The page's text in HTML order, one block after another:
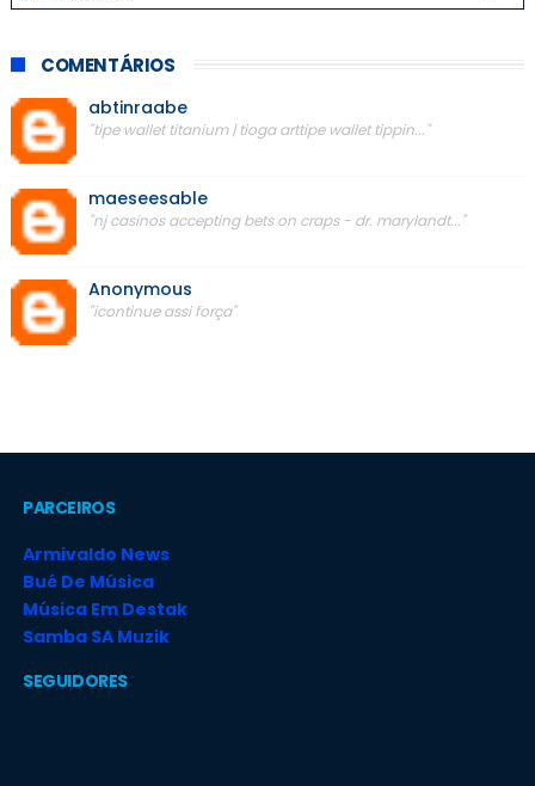
COMENTÁRIOS
abtinraabe
"tipe wallet titanium | tioga arttipe wallet tippin..."
maeseesable
"nj casinos accepting bets on craps - dr. marylandt..."
Anonymous
"icontinue assi força"
PARCEIROS
Armivaldo News
Bué De Música
Música Em Destak
Samba SA Muzik
SEGUIDORES